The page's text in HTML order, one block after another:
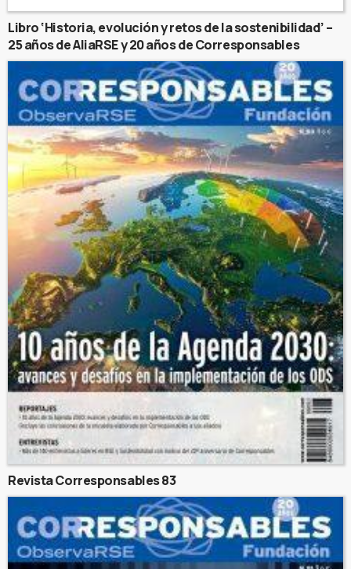
Libro ‘Historia, evolución y retos de la sostenibilidad’ –
25 años de AliaRSE y 20 años de Corresponsables
Revista Corresponsables 83